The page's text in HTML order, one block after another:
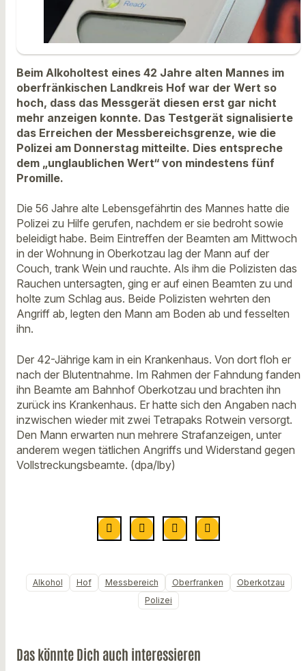
Beim Alkoholtest eines 42 Jahre alten Mannes im
oberfränkischen Landkreis Hof war der Wert so
hoch, dass das Messgerät diesen erst gar nicht
mehr anzeigen konnte. Das Testgerät signalisierte
das Erreichen der Messbereichsgrenze, wie die
Polizei am Donnerstag mitteilte. Dies entspreche
dem „unglaublichen Wert“ von mindestens fünf
Promille.
Die 56 Jahre alte Lebensgefährtin des Mannes hatte die
Polizei zu Hilfe gerufen, nachdem er sie bedroht sowie
beleidigt habe. Beim Eintreffen der Beamten am Mittwoch
in der Wohnung in Oberkotzau lag der Mann auf der
Couch, trank Wein und rauchte. Als ihm die Polizisten das
Rauchen untersagten, ging er auf einen Beamten zu und
holte zum Schlag aus. Beide Polizisten wehrten den
Angriff ab, legten den Mann am Boden ab und fesselten
ihn.
Der 42-Jährige kam in ein Krankenhaus. Von dort floh er
nach der Blutentnahme. Im Rahmen der Fahndung fanden
ihn Beamte am Bahnhof Oberkotzau und brachten ihn
zurück ins Krankenhaus. Er hatte sich den Angaben nach
inzwischen wieder mit zwei Tetrapaks Rotwein versorgt.
Den Mann erwarten nun mehrere Strafanzeigen, unter
anderem wegen tätlichen Angriffs und Widerstand gegen
Vollstreckungsbeamte. (dpa/lby)
Alkohol Hof Messbereich Oberfranken
Oberkotzau
Polizei
Das könnte Dich auch interessieren